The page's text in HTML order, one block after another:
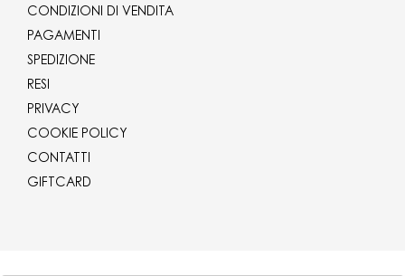
CONDIZIONI DI VENDITA
PAGAMENTI
SPEDIZIONE
RESI
PRIVACY
COOKIE POLICY
CONTATTI
GIFTCARD